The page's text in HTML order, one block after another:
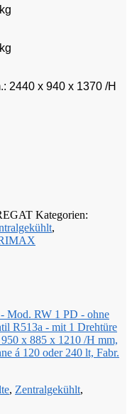
2440 x 940 x 1370 /H
Kategorien:
,
, Zentralgekühlt,